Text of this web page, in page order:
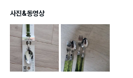
사진&동영상